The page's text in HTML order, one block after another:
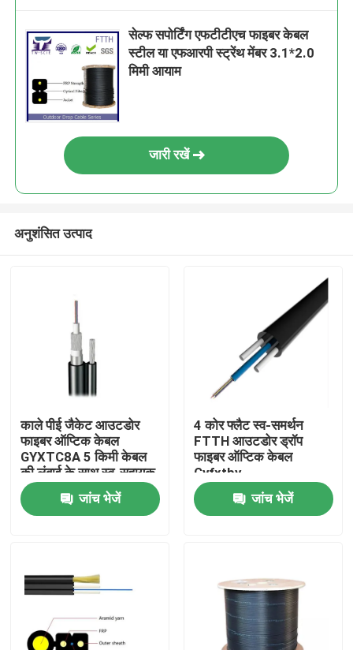
सेल्फ सपोर्टिंग एफटीटीएच फाइबर केबल
स्टील या एफआरपी स्ट्रेंथ मेंबर 3.1*2.0
मिमी आयाम
जारी रखें
अनुशंसित उत्पाद
काले पीई जैकेट आउटडोर
फाइबर ऑप्टिक केबल
GYXTC8A 5 किमी केबल
की लंबाई के साथ स्व-सहायक
हवाई केबल
जांच भेजें
4 कोर फ्लैट स्व-समर्थन
FTTH आउटडोर ड्रॉप
फाइबर ऑप्टिक केबल
Gyfxtby
जांच भेजें